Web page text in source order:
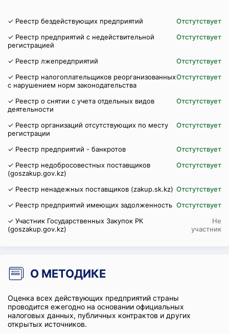
✓ Реестр бездействующих предприятий
Отстутствует
✓ Реестр предприятий с недействительной
регистрацией
Отстутствует
✓ Реестр лжепредприятий
Отстутствует
✓ Реестр налогоплательщиков реорганизованных
с нарушением норм законодательства
Отстутствует
✓ Реестр о снятии с учета отдельных видов
деятельности
Отстутствует
✓ Реестр организаций отсутствующих по месту
регистрации
Отстутствует
✓ Реестр предприятий - банкротов
Отстутствует
✓ Реестр недобросовестных поставщиков
(goszakup.gov.kz)
Отстутствует
✓ Реестр ненадежных поставщиков (zakup.sk.kz) Отстутствует
✓ Реестр предприятий имеющих задолженность Отстутствует
✓ Участник Государственных Закупок РК
(goszakup.gov.kz)
Не
участник
О МЕТОДИКЕ
Оценка всех действующих предприятий страны
проводится ежегодно на основании официальных
налоговых данных, публичных контрактов и других
открытых источников.